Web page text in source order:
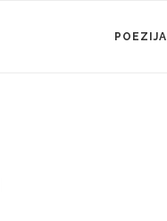
POEZIJA